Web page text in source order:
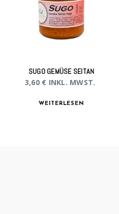
SUGO GEMÜSE SEITAN
3,60 € INKL. MWST.
WEITERLESEN